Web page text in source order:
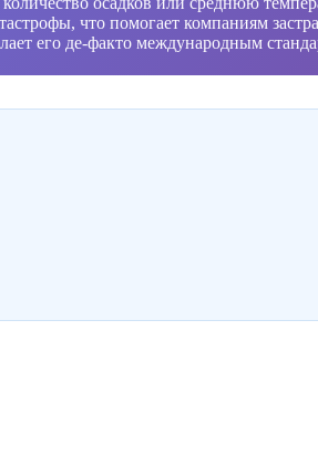
что помогает компаниям
его де-факто международным